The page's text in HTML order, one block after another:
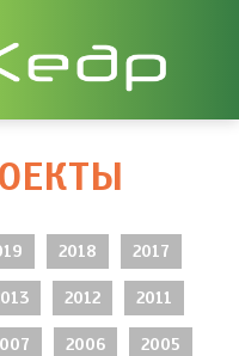
2018 2017
2012 2011
2006 2005